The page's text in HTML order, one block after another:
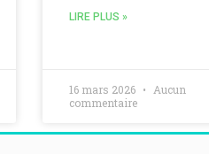
LIRE PLUS »
16 mars 2026
Aucun
commentaire